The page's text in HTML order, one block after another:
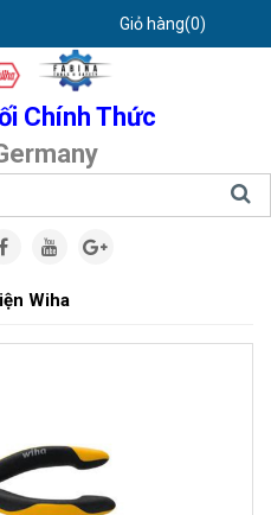
Chính Thức
Giỏ hàng(0)
Wiha